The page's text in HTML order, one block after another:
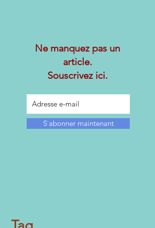
Ne manquez pas un
article.
Souscrivez ici.
S`abonner maintenant